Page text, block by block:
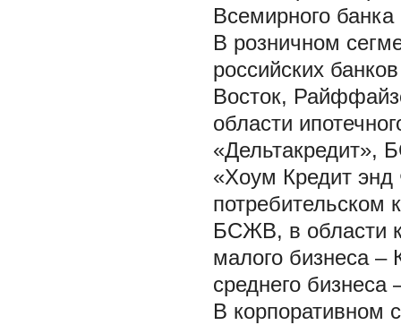
Всемирного банка
В розничном
российских
Восток,
области
«Дельтакредит»,
«Хоум Кредит энд
БСЖВ, в области
малого бизнеса –
среднего
В корпоративном